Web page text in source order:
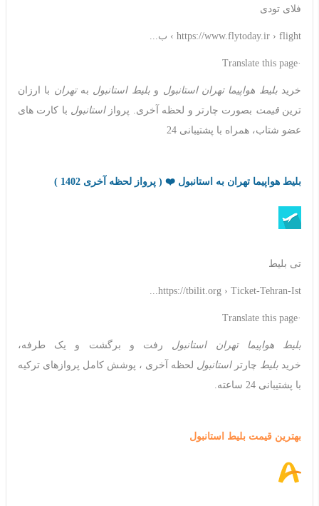
فلای تودی
https://www.flytoday.ir › flight › ب...
·Translate this page
خریدبلیط هواپیما تهران استانبول وبلیط استانبول بهتهران با ارزان
ترینقیمت بصورت چارتر و لحظه آخری. پروازاستانبول با کارت‌ های
عضو شتاب، همراه با پشتیبانی 24
بلیط هواپیما تهران به استانبول ❤️ ( پرواز لحظه آخری 1402 )
تی بلیط
https://tbilit.org › Ticket-Tehran-Ist...
·Translate this page
بلیط هواپیما تهران استانبول رفت و برگشت و یک طرفه،
خرید بلیط چارتراستانبول لحظه آخری ، پوشش کامل پروازهای ترکیه
با پشتیبانی 24 ساعته.
بهترین قیمت بلیط استانبول